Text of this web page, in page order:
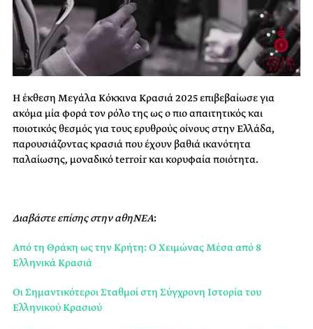
Η έκθεση Μεγάλα Κόκκινα Κρασιά 2025 επιβεβαίωσε για
ακόμα μία φορά τον ρόλο της ως ο πιο απαιτητικός και
ποιοτικός θεσμός για τους ερυθρούς οίνους στην Ελλάδα,
παρουσιάζοντας κρασιά που έχουν βαθιά ικανότητα
παλαίωσης, μοναδικό terroir και κορυφαία ποιότητα.
Διαβάστε επίσης στην αθηΝΕΑ:
Από τη Θράκη ως την Κρήτη: Ο Χειμώνας Μέσα από 8
Ελληνικά Κρασιά
Οι Σημαντικότεροι Σταθμοί στη Σύγχρονη Ιστορία του
Ελληνικού Κρασιού